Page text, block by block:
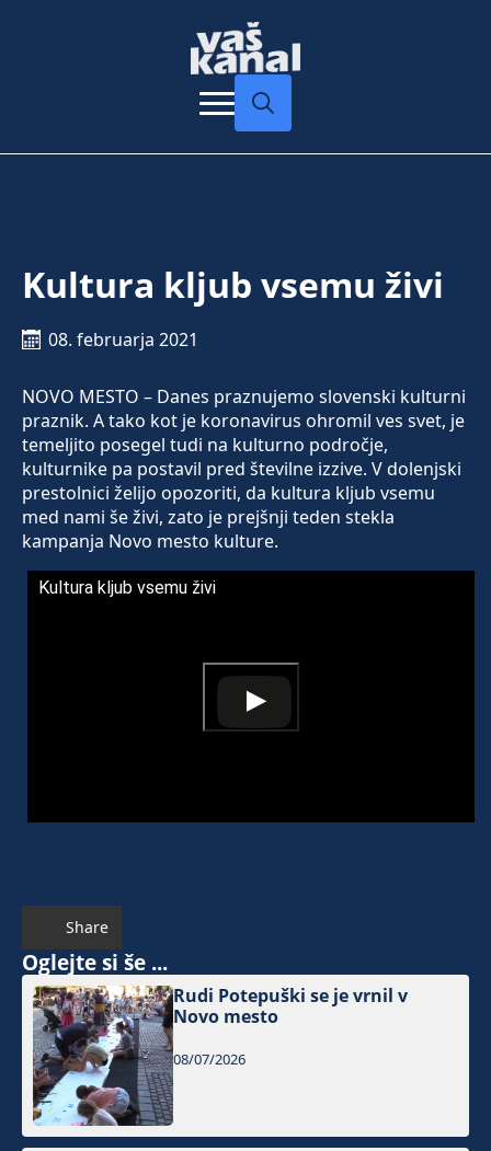
Kultura kljub vsemu živi
08. februarja 2021
NOVO MESTO – Danes praznujemo slovenski kulturni
praznik. A tako kot je koronavirus ohromil ves svet, je
temeljito posegel tudi na kulturno področje,
kulturnike pa postavil pred številne izzive. V dolenjski
prestolnici želijo opozoriti, da kultura kljub vsemu
med nami še živi, zato je prejšnji teden stekla
kampanja Novo mesto kulture.
Kultura kljub vsemu živi
Share
Oglejte si še ...
Rudi Potepuški se je vrnil v
Novo mesto
08/07/2026